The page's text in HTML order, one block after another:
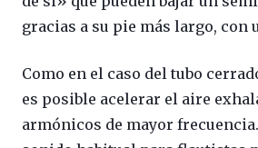
gracias a su pie más largo, con
Como en el caso del tubo
es posible acelerar el aire
armónicos de mayor